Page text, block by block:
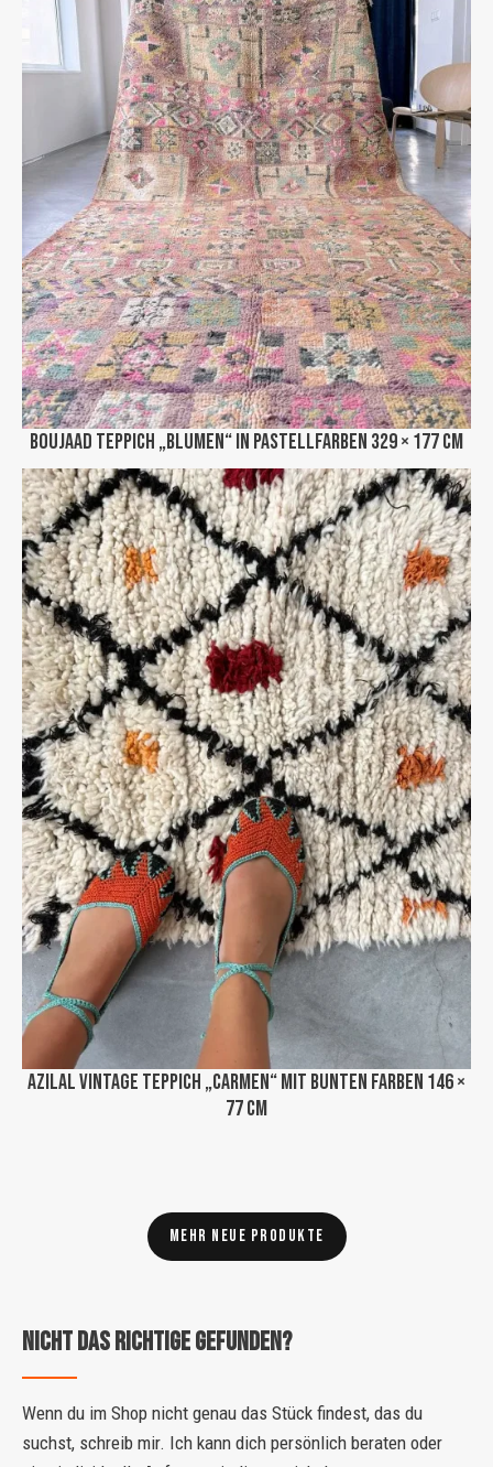
Boujaad Teppich „Blumen“ in Pastellfarben 329 × 177 cm
Azilal Vintage Teppich „Carmen“ mit bunten Farben 146 ×
77 cm
Mehr neue Produkte
Nicht das Richtige gefunden?
Wenn du im Shop nicht genau das Stück findest, das du
suchst, schreib mir. Ich kann dich persönlich beraten oder